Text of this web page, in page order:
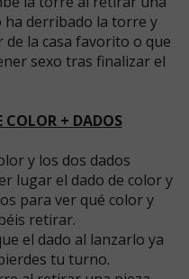
ha derribado la torre y
la casa favorito o que
sexo tras finalizar el
+ DADOS
y los dos dados
lugar el dado de color y
para ver qué color y
retirar.
el dado al lanzarlo ya
tu turno.